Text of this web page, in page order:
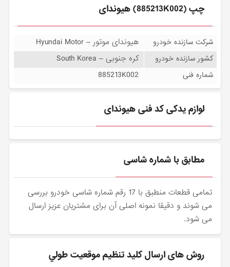
چپ (885213K002) هیوندای
شرکت سازنده خودرو هیوندای موتور – Hyundai Motor
کشور سازنده خودرو کره جنوبی – South Korea
شماره فنی 885213K002
لوازم یدکی کد فنی هیوندای
مطابق با شماره شاسی
تمامی قطعات منطبق با 17 رقم شماره شاسی خودرو بررسی
می شوند و دقیقا نمونه اصلی آن برای مشتریان عزیز ارسال
می شود.
روش های ارسال كليد تنظيم موقعيت طولي